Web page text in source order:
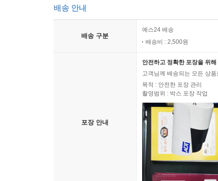
배송 안내
배송 구분
예스24 배송
배송비 : 2,500원
포장 안내
안전하고 정확한 포장을 위
고객님께 배송되는 모든 상
목적 : 안전한 포장 관리
촬영범위 : 박스 포장 작업